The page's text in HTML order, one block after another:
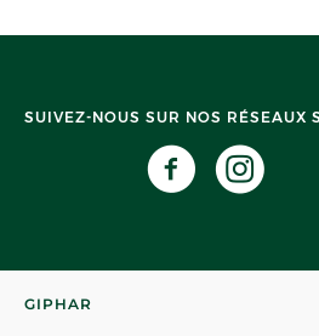
SUIVEZ-NOUS SUR NOS RÉSEAUX
GIPHAR